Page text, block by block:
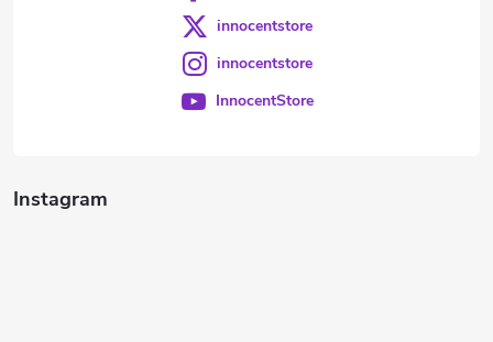
Instagram
innocentstore
innocentstore
InnocentStore